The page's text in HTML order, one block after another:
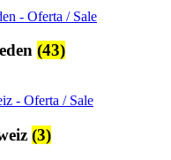
(43)
(3)